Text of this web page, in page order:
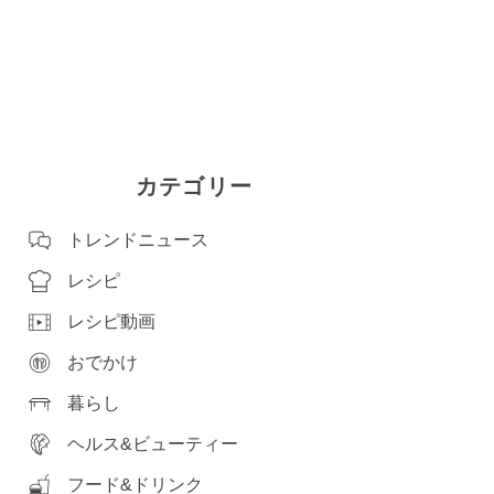
カテゴリー
トレンドニュース
レシピ
レシピ動画
おでかけ
暮らし
ヘルス&ビューティー
フード&ドリンク